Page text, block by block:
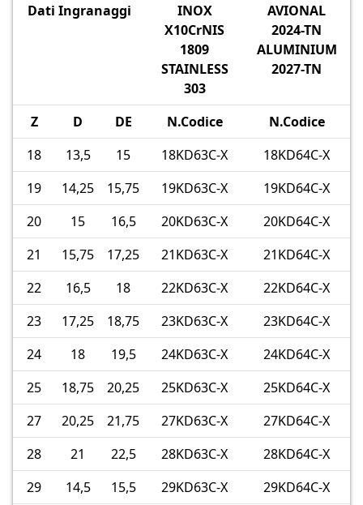
Dati Ingranaggi
INOX
X10CrNIS
1809
STAINLESS
303
AVIONAL
2024-TN
ALUMINIUM
2027-TN
Z D DE N.Codice
N.Codice
18
13,5 15 18KD63C-X
18KD64C-X
19
14,25 15,75 19KD63C-X
19KD64C-X
20
15 16,5 20KD63C-X
20KD64C-X
21
15,75 17,25 21KD63C-X
21KD64C-X
22
16,5 18 22KD63C-X
22KD64C-X
23
17,25 18,75 23KD63C-X
23KD64C-X
24
18 19,5 24KD63C-X
24KD64C-X
25
18,75 20,25 25KD63C-X
25KD64C-X
27
20,25 21,75 27KD63C-X
27KD64C-X
28
21 22,5 28KD63C-X
28KD64C-X
29
14,5 15,5 29KD63C-X
29KD64C-X